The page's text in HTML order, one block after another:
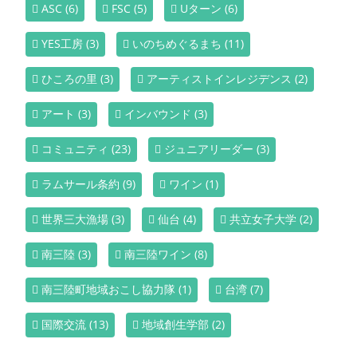
ASC (6) FSC (5) Uターン (6)
YES工房 (3) いのちめぐるまち (11)
ひころの里 (3) アーティストインレジデンス (2)
アート (3) インバウンド (3)
コミュニティ (23) ジュニアリーダー (3)
ラムサール条約 (9) ワイン (1)
世界三大漁場 (3) 仙台 (4) 共立女子大学 (2)
南三陸 (3) 南三陸ワイン (8)
南三陸町地域おこし協力隊 (1) 台湾 (7)
国際交流 (13) 地域創生学部 (2)